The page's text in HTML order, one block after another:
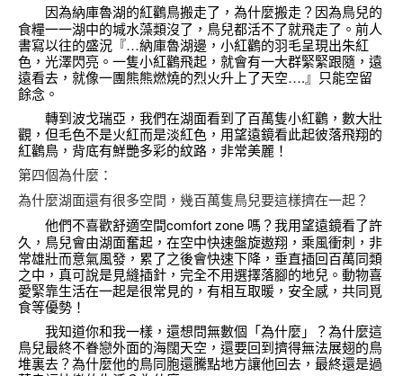
因為納庫魯湖的紅鸛鳥搬走了，為什麼搬走？因為鳥兒的
食糧一一湖中的堿水藻類沒了，鳥兒都活不了就飛走了。前人
書寫以往的盛況『…納庫魯湖邊，小紅鸛的羽毛呈現出朱紅
色，光澤閃亮。一隻小紅鸛飛起，就會有一大群緊緊跟隨，遠
遠看去，就像一團熊熊燃燒的烈火升上了天空….』只能空留
餘念。
轉到波戈瑞亞，我們在湖面看到了百萬隻小紅鸛，數大壯
觀，但毛色不是火紅而是淡紅色，用望遠鏡看此起彼落飛翔的
紅鸛鳥，背底有鮮艷多彩的紋路，非常美麗！
第四個為什麼：
為什麼湖面還有很多空間，幾百萬隻鳥兒要這樣擠在一起？
他們不喜歡舒適空間comfort zone 嗎？我用望遠鏡看了許
久，鳥兒會由湖面奮起，在空中快速盤旋遨翔，乘風衝刺，非
常雄壯而意氣風發，累了之後會快速下降，垂直插回百萬同類
之中，真可說是見縫插針，完全不用選擇落腳的地兒。動物喜
愛緊靠生活在一起是很常見的，有相互取暖，安全感，共同覓
食等優勢！
我知道你和我一樣，還想問無數個「為什麼」？為什麼這
鳥兒最終不眷戀外面的海闊天空，還要回到擠得無法展翅的鳥
堆裏去？為什麼他的鳥同胞還騰點地方讓他回去，最終還是過